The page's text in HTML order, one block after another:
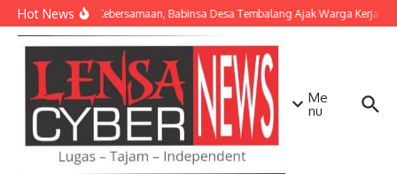
Lewati ke konten
Hot NewsPererat Kebersamaan, Babinsa Desa Tembalang Ajak Warga Kerja
Me
nu